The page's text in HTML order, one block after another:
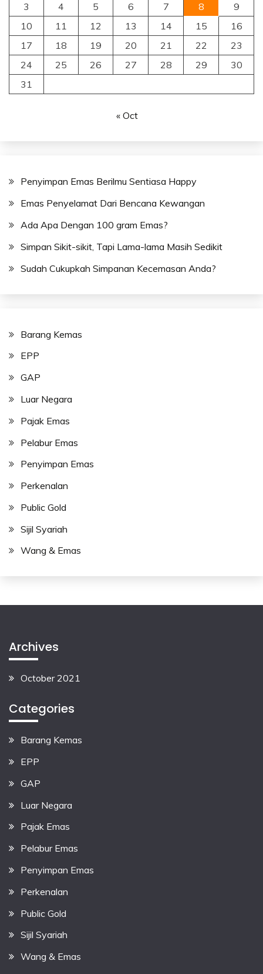
3
4 5 6 7 8
9
10
11 12 13 14 15
16
17
18 19 20 21 22
23
24
25 26 27 28 29
30
31
« Oct
Penyimpan Emas Berilmu Sentiasa Happy
Emas Penyelamat Dari Bencana Kewangan
Ada Apa Dengan 100 gram Emas?
Simpan Sikit-sikit, Tapi Lama-lama Masih Sedikit
Sudah Cukupkah Simpanan Kecemasan Anda?
Barang Kemas
EPP
GAP
Luar Negara
Pajak Emas
Pelabur Emas
Penyimpan Emas
Perkenalan
Public Gold
Sijil Syariah
Wang & Emas
Archives
October 2021
Categories
Barang Kemas
EPP
GAP
Luar Negara
Pajak Emas
Pelabur Emas
Penyimpan Emas
Perkenalan
Public Gold
Sijil Syariah
Wang & Emas